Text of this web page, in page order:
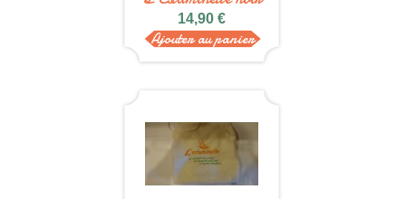
14,90 €
Ajouter au panier